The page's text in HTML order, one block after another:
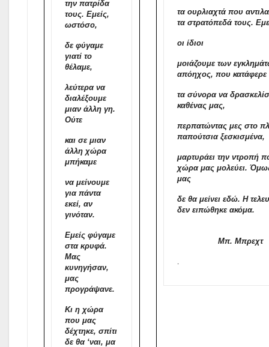
την πατρίδα
τους. Εμείς,
ωστόσο,
δε φύγαμε
γιατί το
θέλαμε,
λεύτερα να
διαλέξουμε
μιαν άλλη γη.
Ούτε
και σε μιαν
άλλη χώρα
μπήκαμε
να μείνουμε
για πάντα
εκεί, αν
γινόταν.
Εμείς φύγαμε
στα κρυφά.
Μας
κυνηγήσαν,
μας
προγράψανε.
Κι η χώρα
που μας
δέχτηκε, σπίτι
δε θα ‘ναι, μα
τα ουρλιαχτά που
τα στρατόπεδά τους.
οι ίδιοι
μοιάζουμε των
απόηχος, που κατάφερε
τα σύνορα να
καθένας μας,
περπατώντας μες στο
παπούτσια ξεσκισμένα,
μαρτυράει την ντροπή
χώρα μας μολεύει.
μας
δε θα μείνει εδώ. Η
δεν ειπώθηκε ακόμα.
Μπ. Μπρεχτ
.